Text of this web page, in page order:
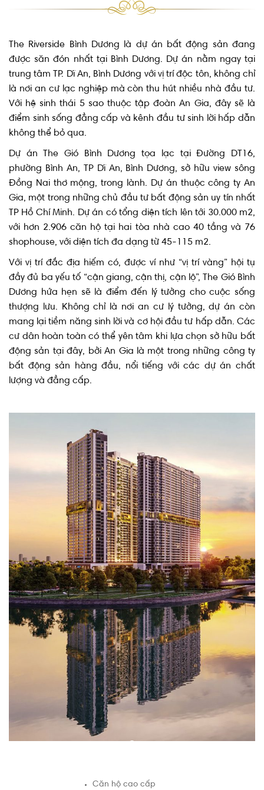
The Riverside Bình Dương là dự án bất động sản đang
được săn đón nhất tại Bình Dương. Dự án nằm ngay tại
trung tâm TP. Dĩ An, Bình Dương với vị trí độc tôn, không chỉ
là nơi an cư lạc nghiệp mà còn thu hút nhiều nhà đầu tư.
Với hệ sinh thái 5 sao thuộc tập đoàn An Gia, đây sẽ là
điểm sinh sống đẳng cấp và kênh đầu tư sinh lời hấp dẫn
không thể bỏ qua.
Dự án The Gió Bình Dương tọa lạc tại Đường DT16,
phường Bình An, TP Dĩ An, Bình Dương, sở hữu view sông
Đồng Nai thơ mộng, trong lành. Dự án thuộc công ty An
Gia, một trong những chủ đầu tư bất động sản uy tín nhất
TP Hồ Chí Minh. Dự án có tổng diện tích lên tới 30.000 m2,
với hơn 2.906 căn hộ tại hai tòa nhà cao 40 tầng và 76
shophouse, với diện tích đa dạng từ 45-115 m2.
Với vị trí đắc địa hiếm có, được ví như “vị trí vàng” hội tụ
đầy đủ ba yếu tố “cận giang, cận thị, cận lộ”, The Gió Bình
Dương hứa hẹn sẽ là điểm đến lý tưởng cho cuộc sống
thượng lưu. Không chỉ là nơi an cư lý tưởng, dự án còn
mang lại tiềm năng sinh lời và cơ hội đầu tư hấp dẫn. Các
cư dân hoàn toàn có thể yên tâm khi lựa chọn sở hữu bất
động sản tại đây, bởi An Gia là một trong những công ty
bất động sản hàng đầu, nổi tiếng với các dự án chất
lượng và đẳng cấp.
Căn hộ cao cấp